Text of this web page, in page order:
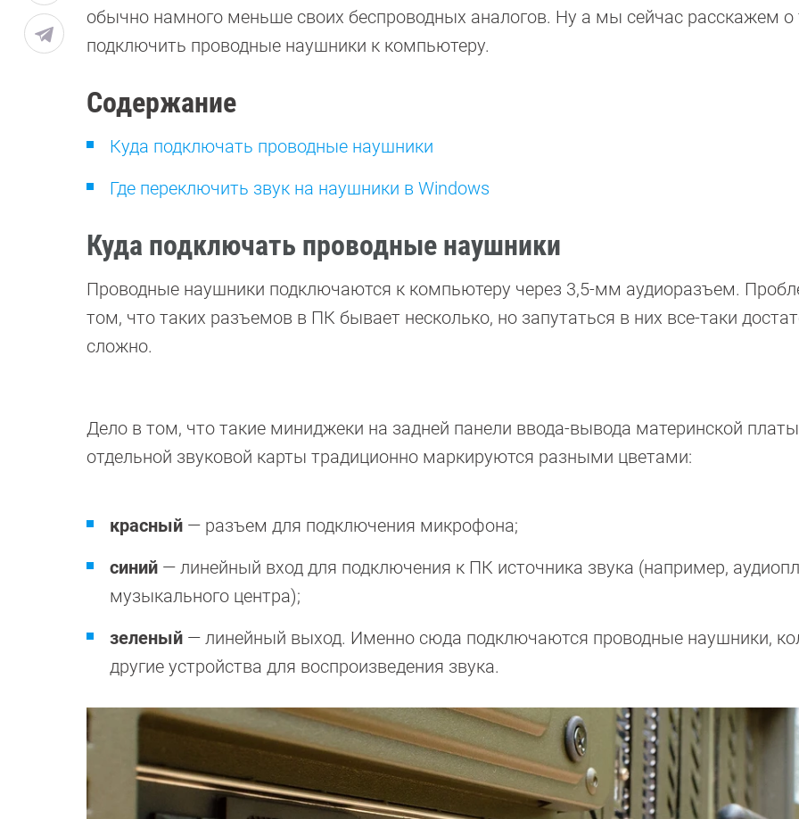
обычно намного меньше своих беспроводных аналогов. Ну а мы сейчас расскажем о
подключить проводные наушники к компьютеру.
Содержание
Куда подключать проводные наушники
Где переключить звук на наушники в Windows
Куда подключать проводные наушники
Проводные наушники подключаются к компьютеру через 3,5-мм аудиоразъем.
том, что таких разъемов в ПК бывает несколько, но запутаться в них все-таки
сложно.
Дело в том, что такие миниджеки на задней панели ввода-вывода материнской
отдельной звуковой карты традиционно маркируются разными цветами:
красный — разъем для подключения микрофона;
синий — линейный вход для подключения к ПК источника звука (например,
музыкального центра);
зеленый — линейный выход. Именно сюда подключаются проводные наушники,
другие устройства для воспроизведения звука.